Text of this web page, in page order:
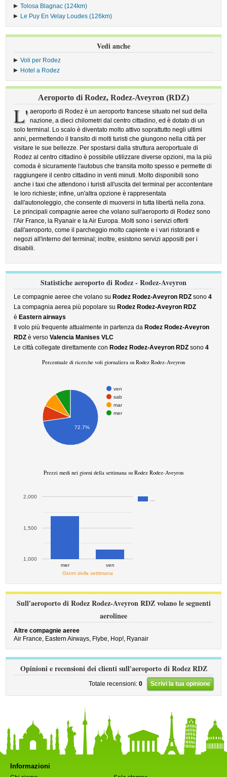
Tolosa Blagnac (124km)
Le Puy En Velay Loudes (126km)
Vedi anche
Voli per Rodez
Hotel a Rodez
Aeroporto di Rodez, Rodez-Aveyron (RDZ)
L' aeroporto di Rodez è un aeroporto francese situato nel sud della
nazione, a dieci chilometri dal centro cittadino, ed è dotato di un
solo terminal. Lo scalo è diventato molto attivo soprattutto negli ultimi
anni, permettendo il transito di molti turisti che giungono nella città per
visitare le sue bellezze. Per spostarsi dalla struttura aeroportuale di
Rodez al centro cittadino è possibile utilizzare diverse opzioni, ma la più
comoda è sicuramente l'autobus che transita molto spesso e permette di
raggiungere il centro cittadino in venti minuti. Molto disponibili sono
anche i taxi che attendono i turisti all'uscita del terminal per accontentare
le loro richieste; infine, un'altra opzione è rappresentata
dall'autonoleggio, che consente di muoversi in tutta libertà nella zona.
Le principali compagnie aeree che volano sull'aeroporto di Rodez sono
l'Air France, la Ryanair e la Air Europa. Molti sono i servizi offerti
dall'aeroporto, come il parcheggio molto capiente e i vari ristoranti e
negozi all'interno del terminal; inoltre, esistono servizi appositi per i
disabili.
Statistiche aeroporto di Rodez - Rodez-Aveyron
Le compagnie aeree che volano su Rodez Rodez-Aveyron RDZ sono4
La compagnia aerea più popolare su Rodez Rodez-Aveyron RDZ
è Eastern airways
Il volo più frequente attualmente in partenza da Rodez Rodez-Aveyron
RDZ è versoValencia Manises VLC
Le città collegate direttamente con Rodez Rodez-Aveyron RDZ sono4
Percentuale di ricerche voli giornaliera su Rodez Rodez-Aveyron
ven
sab
mar
mer
72.7%
Prezzi medi nei giorni della settimana su Rodez Rodez-Aveyron
mer ven
1,000
1,500
2,000
Giorni della settimana
Sull'aeroporto di Rodez Rodez-Aveyron RDZ volano le seguenti
aerolinee
Altre compagnie aeree
Air France, Eastern Airways, Flybe, Hop!, Ryanair
Opinioni e recensioni dei clienti sull'aeroporto di Rodez RDZ
Totale recensioni: 0 Scrivi la tua opinione
Informazioni